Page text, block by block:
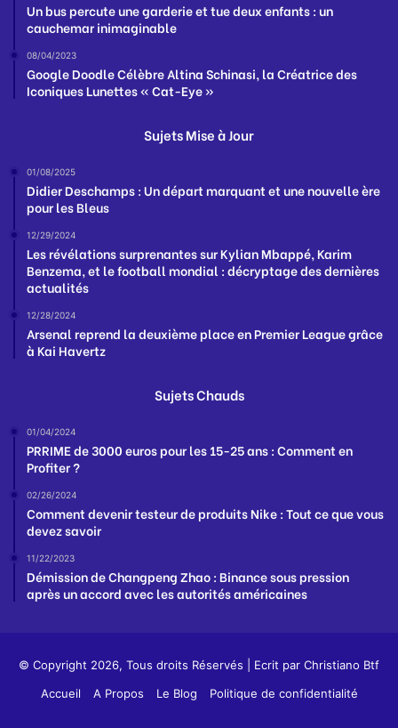
Un bus percute une garderie et tue deux enfants : un
cauchemar inimaginable
08/04/2023
Google Doodle Célèbre Altina Schinasi, la Créatrice des
Iconiques Lunettes « Cat-Eye »
Sujets Mise à Jour
01/08/2025
Didier Deschamps : Un départ marquant et une nouvelle ère
pour les Bleus
12/29/2024
Les révélations surprenantes sur Kylian Mbappé, Karim
Benzema, et le football mondial : décryptage des dernières
actualités
12/28/2024
Arsenal reprend la deuxième place en Premier League grâce
à Kai Havertz
Sujets Chauds
01/04/2024
PRRIME de 3000 euros pour les 15-25 ans : Comment en
Profiter ?
02/26/2024
Comment devenir testeur de produits Nike : Tout ce que vous
devez savoir
11/22/2023
Démission de Changpeng Zhao : Binance sous pression
après un accord avec les autorités américaines
© Copyright 2026, Tous droits Réservés | Ecrit par Christiano Btf
Accueil
A Propos Le Blog Politique de confidentialité